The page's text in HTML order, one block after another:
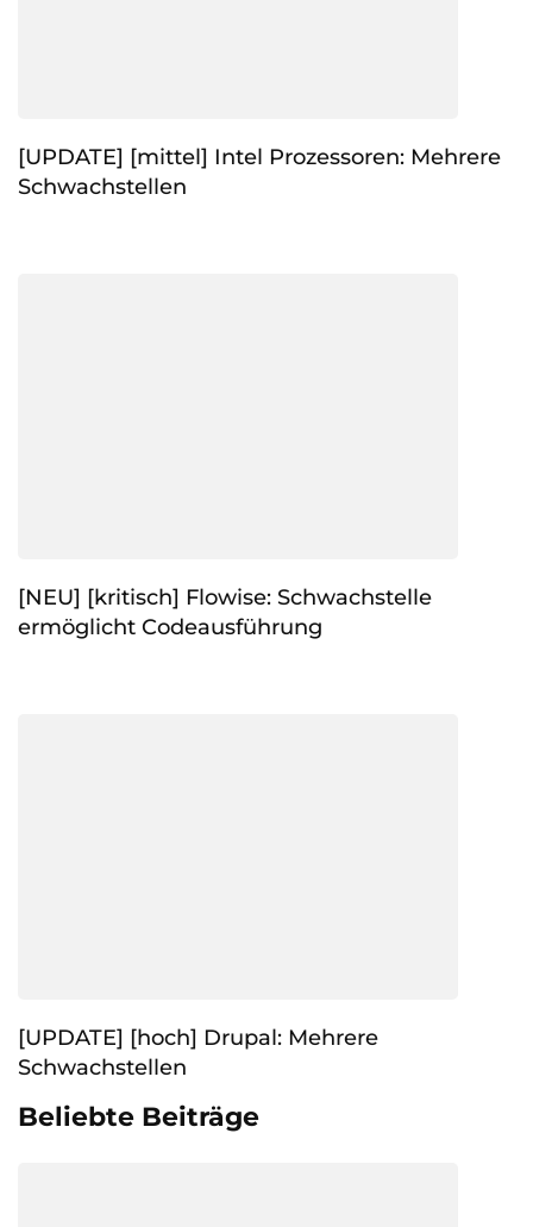
[UPDATE] [mittel] Intel Prozessoren: Mehrere
Schwachstellen
[NEU] [kritisch] Flowise: Schwachstelle
ermöglicht Codeausführung
[UPDATE] [hoch] Drupal: Mehrere
Schwachstellen
Beliebte Beiträge